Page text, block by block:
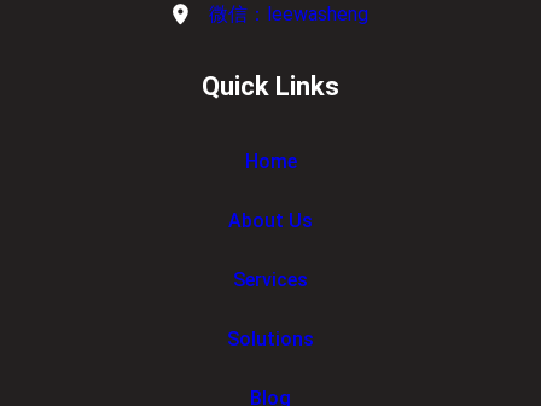
微信：leewasheng
Quick Links
Home
About Us
Services
Solutions
Blog